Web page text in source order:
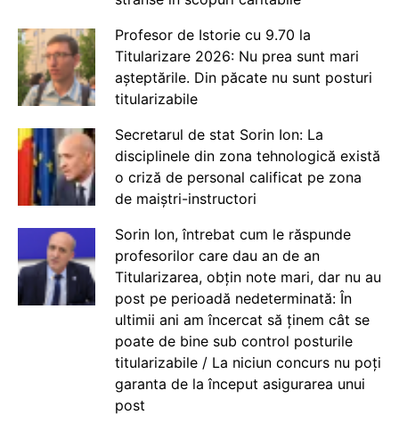
Profesor de Istorie cu 9.70 la
Titularizare 2026: Nu prea sunt mari
așteptările. Din păcate nu sunt posturi
titularizabile
Secretarul de stat Sorin Ion: La
disciplinele din zona tehnologică există
o criză de personal calificat pe zona
de maiștri-instructori
Sorin Ion, întrebat cum le răspunde
profesorilor care dau an de an
Titularizarea, obțin note mari, dar nu au
post pe perioadă nedeterminată: În
ultimii ani am încercat să ținem cât se
poate de bine sub control posturile
titularizabile / La niciun concurs nu poți
garanta de la început asigurarea unui
post